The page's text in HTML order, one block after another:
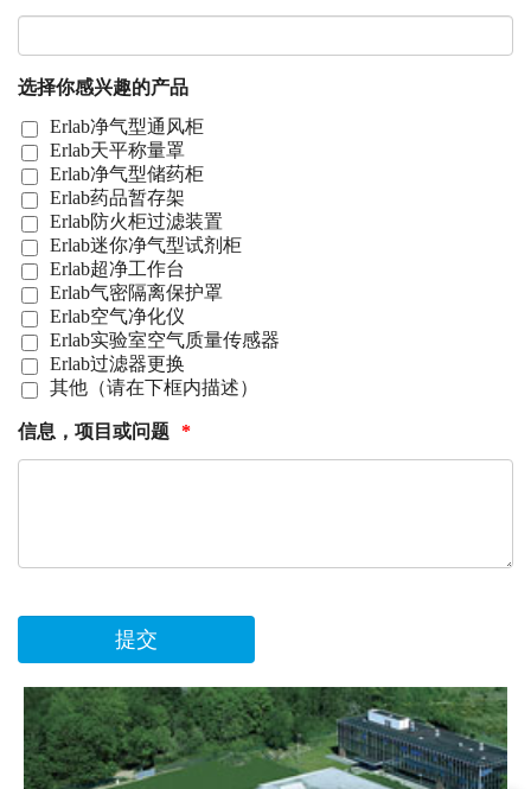
选择你感兴趣的产品
Erlab净气型通风柜
Erlab天平称量罩
Erlab净气型储药柜
Erlab药品暂存架
Erlab防火柜过滤装置
Erlab迷你净气型试剂柜
Erlab超净工作台
Erlab气密隔离保护罩
Erlab空气净化仪
Erlab实验室空气质量传感器
Erlab过滤器更换
其他（请在下框内描述）
信息，项目或问题 *
提交